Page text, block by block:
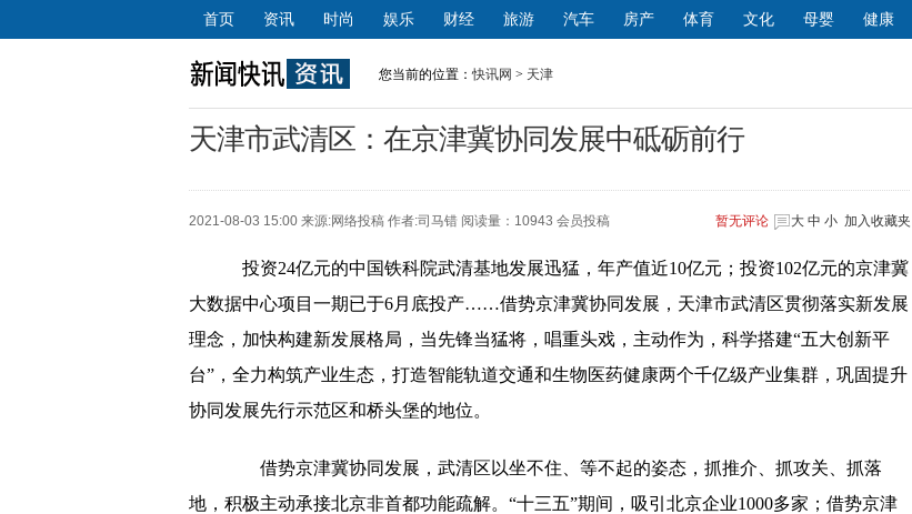
首页 资讯 时尚 娱乐 财经 旅游 汽车 房产 体育 文化 母婴 健康
您当前的位置：快讯网 > 天津
天津市武清区：在京津冀协同发展中砥砺前行
2021-08-03 15:00 来源:网络投稿 作者:司马错 阅读量：10943 会员投稿 大 中 小 加入收藏夹
暂无评论
投资24亿元的中国铁科院武清基地发展迅猛，年产值近10亿元；投资102亿元的京津冀
大数据中心项目一期已于6月底投产……借势京津冀协同发展，天津市武清区贯彻落实新发展
理念，加快构建新发展格局，当先锋当猛将，唱重头戏，主动作为，科学搭建“五大创新平
台”，全力构筑产业生态，打造智能轨道交通和生物医药健康两个千亿级产业集群，巩固提升
协同发展先行示范区和桥头堡的地位。
借势京津冀协同发展，武清区以坐不住、等不起的姿态，抓推介、抓攻关、抓落
地，积极主动承接北京非首都功能疏解。“十三五”期间，吸引北京企业1000多家；借势京津